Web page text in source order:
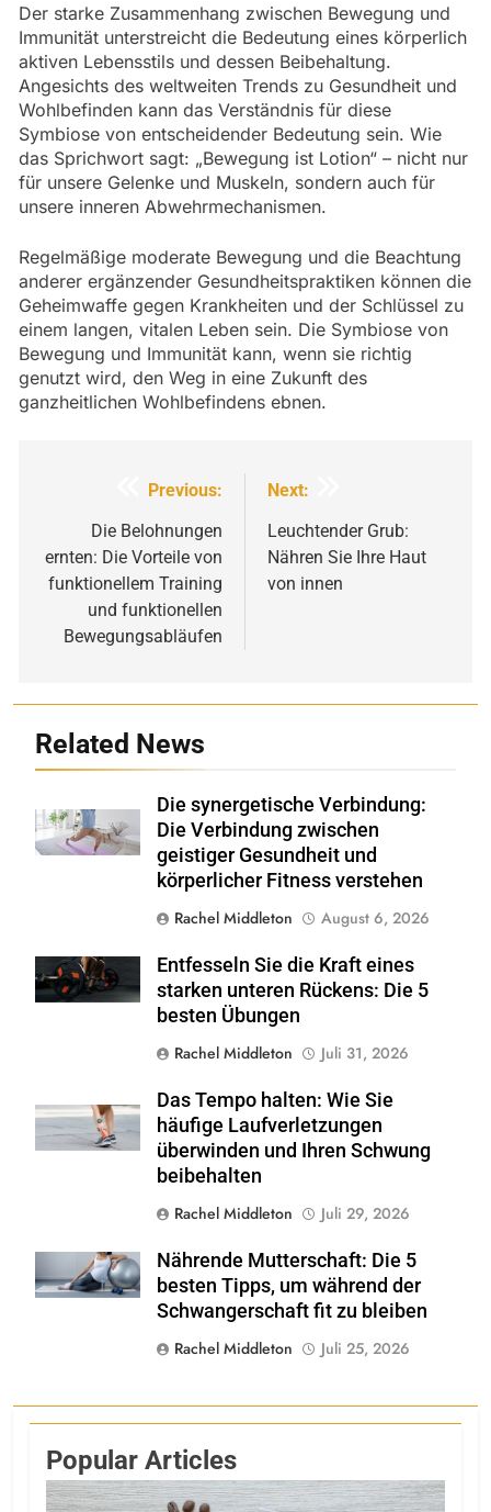
Der starke Zusammenhang zwischen Bewegung und
Immunität unterstreicht die Bedeutung eines körperlich
aktiven Lebensstils und dessen Beibehaltung.
Angesichts des weltweiten Trends zu Gesundheit und
Wohlbefinden kann das Verständnis für diese
Symbiose von entscheidender Bedeutung sein. Wie
das Sprichwort sagt: „Bewegung ist Lotion“ – nicht nur
für unsere Gelenke und Muskeln, sondern auch für
unsere inneren Abwehrmechanismen.
Regelmäßige moderate Bewegung und die Beachtung
anderer ergänzender Gesundheitspraktiken können die
Geheimwaffe gegen Krankheiten und der Schlüssel zu
einem langen, vitalen Leben sein. Die Symbiose von
Bewegung und Immunität kann, wenn sie richtig
genutzt wird, den Weg in eine Zukunft des
ganzheitlichen Wohlbefindens ebnen.
Beitragsnavigation
Previous:
Die Belohnungen
ernten: Die Vorteile von
funktionellem Training
und funktionellen
Bewegungsabläufen
Next:
Leuchtender Grub:
Nähren Sie Ihre Haut
von innen
Related News
Shutterstock
Die synergetische Verbindung:
Die Verbindung zwischen
geistiger Gesundheit und
körperlicher Fitness verstehen
Rachel Middleton
August 6, 2026
Shutterstock
Entfesseln Sie die Kraft eines
starken unteren Rückens: Die 5
besten Übungen
Rachel Middleton
Juli 31, 2026
Shutterstock
Das Tempo halten: Wie Sie
häufige Laufverletzungen
überwinden und Ihren Schwung
beibehalten
Rachel Middleton
Juli 29, 2026
Shutterstock
Nährende Mutterschaft: Die 5
besten Tipps, um während der
Schwangerschaft fit zu bleiben
Rachel Middleton
Juli 25, 2026
Popular Articles